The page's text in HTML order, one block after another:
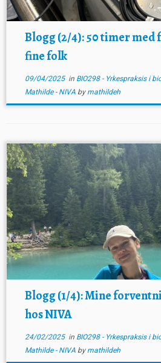
Blogg (2/4): 50 timer med
fine folk
09/04/2025in BIO298 - Yrkespraksis i
Mathilde - NIVA by mathildeh
Blogg (1/4): Mine
hos NIVA
24/02/2025in BIO298 - Yrkespraksis i
Mathilde - NIVA by mathildeh